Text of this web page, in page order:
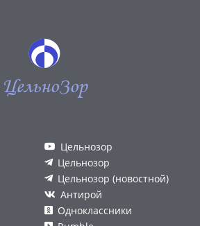
ЦельноЗор
Цельнозор
Цельнозор
Цельнозор (новостной)
Антирой
Одноклассники